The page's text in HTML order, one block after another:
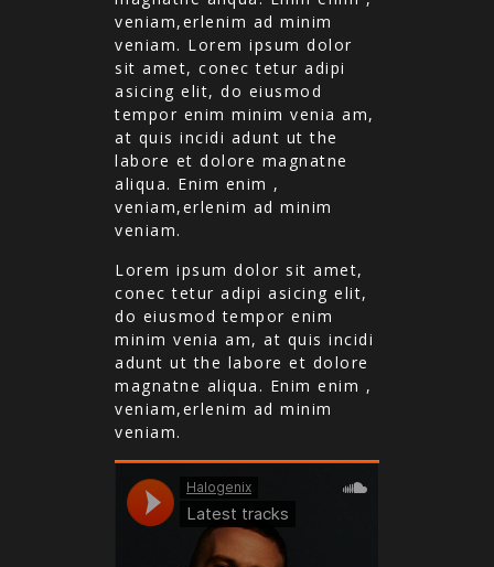
veniam,erlenim ad minim
veniam. Lorem ipsum dolor
sit amet, conec tetur adipi
asicing elit, do eiusmod
tempor enim minim venia am,
at quis incidi adunt ut the
labore et dolore magnatne
aliqua. Enim enim ,
veniam,erlenim ad minim
veniam.
Lorem ipsum dolor sit amet,
conec tetur adipi asicing elit,
do eiusmod tempor enim
minim venia am, at quis incidi
adunt ut the labore et dolore
magnatne aliqua. Enim enim ,
veniam,erlenim ad minim
veniam.